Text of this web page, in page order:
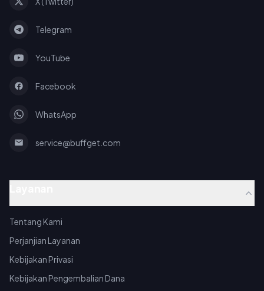
Telegram
YouTube
Facebook
WhatsApp
service@buffget.com
Tentang Kami
Perjanjian Layanan
Kebijakan Privasi
Kebijakan Pengembalian Dana